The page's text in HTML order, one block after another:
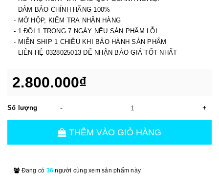
- ĐẢM BẢO CHÍNH HÃNG 100%
- MỞ HỘP, KIỂM TRA NHẬN HÀNG
- 1 ĐỔI 1 TRONG 7 NGÀY NẾU SẢN PHẨM LỖI
- MIỄN SHIP 1 CHIỀU KHI BẢO HÀNH SẢN PHẨM
- LIÊN HỆ 0328025013 ĐỂ NHẬN BÁO GIÁ TỐT NHẤT
2.800.000₫
Số lượng - +
THÊM VÀO GIỎ HÀNG
Đang có 36 người cùng xem sản phẩm này